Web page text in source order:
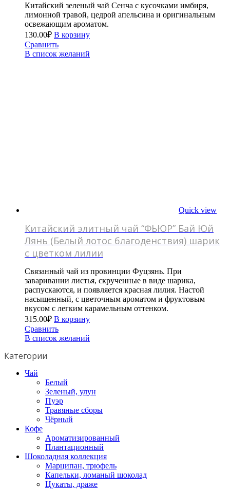
Китайский зеленый чай Сенча с кусочками имбиря,
лимонной травой, цедрой апельсина и оригинальным
освежающим ароматом.
130.00₽ В корзину
Сравнить
В список желаний
Quick view
Китайский элитный чай “ФЬЮР” Бай Юй
Лянь (Белый лотос благоденствия) шарик
с цветком лилии
Связанный чай из провинции Фуцзянь. При
заваривании листья, скрученные в виде шарика,
распускаются, и появляется красная лилия. Настой
насыщенный, с цветочным ароматом и фруктовым
вкусом с легким карамельным оттенком.
315.00₽ В корзину
Сравнить
В список желаний
Категории
Чай
Белый
Зеленый, улун
Пуэр
Травяные сборы
Чёрный
Кофе
Ароматизированный
Плантационный
Шоколадная коллекция
Марципан, трюфель
Капельки, ломаный шоколад
Цукаты, драже